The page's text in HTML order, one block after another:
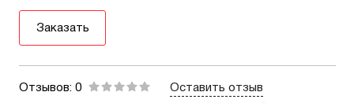
Заказать
Отзывов: 0
Оставить отзыв